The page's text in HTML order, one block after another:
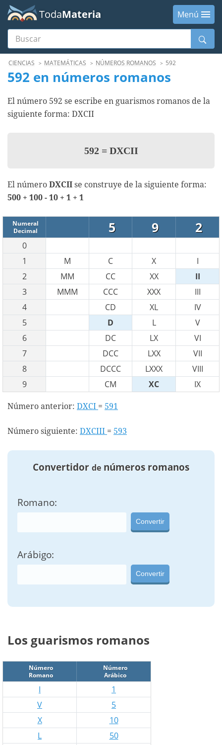
TodaMateria
Menú
Buscar
MenúCIENCIAS MATEMÁTICAS NÚMEROS ROMANOS 592
592 en números romanos
El número 592 se escribe en guarismos romanos de la
siguiente forma: DXCII
592 =DXCII
El número DXCII se construye de la siguiente forma:
500 + 100 - 10 + 1 + 1
Numeral
Decimal
5 9 2
0
1
M C X
I
2
MM CC XX
II
3
MMM CCC XXX
III
4
CD XL
IV
5
D L
V
6
DC LX
VI
7
DCC LXX
VII
8
DCCC LXXX
VIII
9
CM XC IX
Número anterior: DXCI = 591
Número siguiente: DXCIII = 593
Convertidor de números romanos
Romano:
Convertir
Arábigo:
Convertir
Los guarismos romanos
Número
Romano
Número
Arábico
I
1
V
5
X
10
L
50